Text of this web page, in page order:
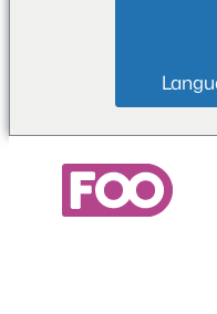
contenuto